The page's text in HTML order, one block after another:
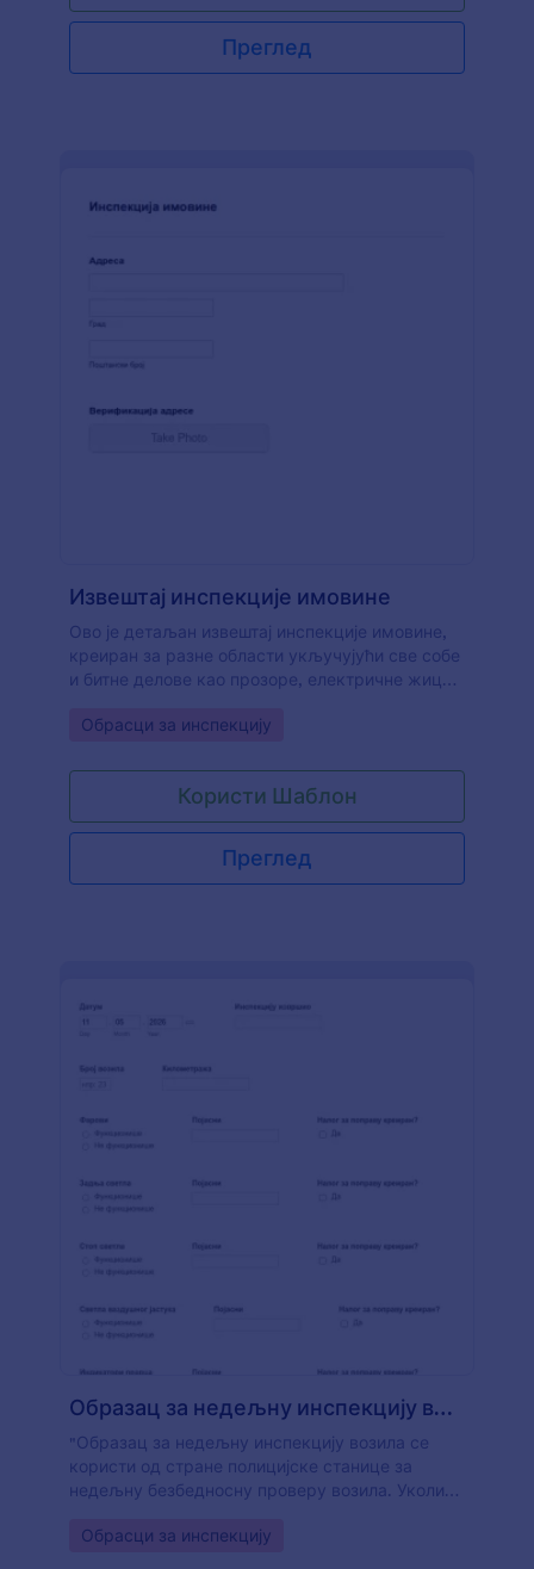
инспекције и друго, можеш са лакоћом да
извезеш информације у апликацију за праћење
да пратиш процесе. Образац је прилагођен
Преглед
Извештај инспекције имовине
Ово је детаљан извештај инспекције имовине,
креиран за разне области укључујући све собе
и битне делове као прозоре, електричне жице
фотографије делова који се прегледају помоћу
прилагодити шаблон користећи Jotform алате и
виџете и на крају уградити образац у сајт или
га користити директно.
Go to Category:
Обрасци за инспекцију
Користи Шаблон
Преглед
Образац за недељну инспекцију возила
"Образац за недељну инспекцију возила се
користи од стране полицијске станице за
недељну безбедносну проверу возила. Уколико
користећи оловку и папир, дигитализуј се и
Go to Category:
Обрасци за инспекцију